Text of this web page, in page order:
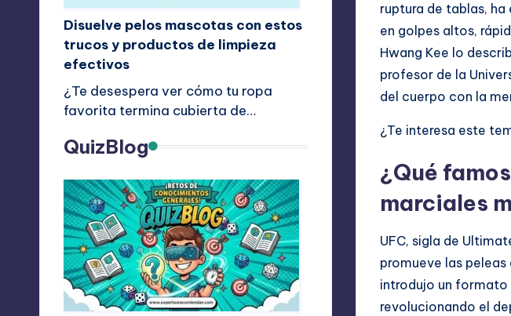
ruptura de tablas,
en golpes altos,
Hwang Kee lo
profesor de la
del cuerpo con la
¿Te interesa este
¿Qué
marciales
UFC, sigla de
promueve las
introdujo un formato
revolucionando el
Disuelve pelos mascotas con estos
trucos y productos de limpieza
efectivos
¿Te desespera ver cómo tu ropa
favorita termina cubierta de…
QuizBlog